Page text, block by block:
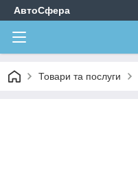
АвтоСфера
Товари та послуги